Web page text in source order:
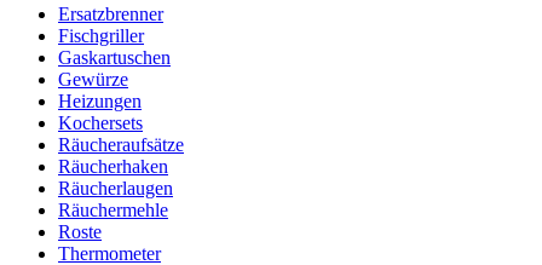
Ersatzbrenner
Fischgriller
Gaskartuschen
Gewürze
Heizungen
Kochersets
Räucheraufsätze
Räucherhaken
Räucherlaugen
Räuchermehle
Roste
Thermometer